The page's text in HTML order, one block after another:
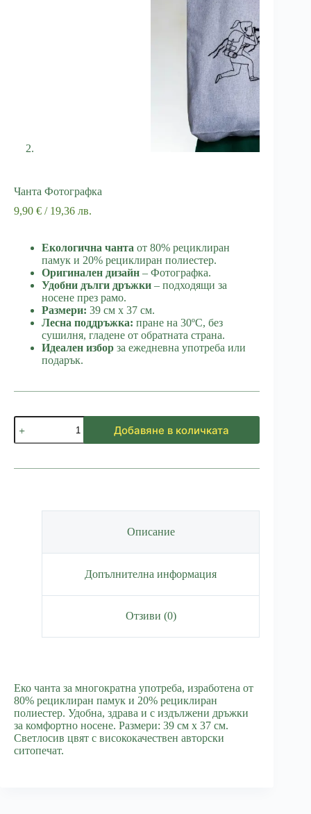
Чанта Фотографка
9,90 € / 19,36 лв.
Екологична чанта от 80% рециклиран
памук и 20% рециклиран полиестер.
Оригинален дизайн – Фотографка.
Удобни дълги дръжки – подходящи за
носене през рамо.
Размери: 39 см х 37 см.
Лесна поддръжка: пране на 30ºC, без
сушилня, гладене от обратната страна.
Идеален избор за ежедневна употреба или
подарък.
количество
за
Чанта
Добавяне в количката
Описание
Допълнителна информация
Отзиви (0)
Еко чанта за многократна употреба, изработена от
80% рециклиран памук и 20% рециклиран
полиестер. Удобна, здрава и с издължени дръжки
за комфортно носене. Размери: 39 см х 37 см.
Светлосив цвят с висококачествен авторски
ситопечат.